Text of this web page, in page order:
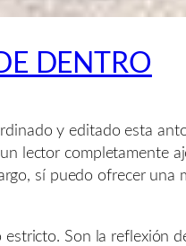
DENTRO
y editado esta
lector completamente
sí puedo ofrecer una
Son la reflexión